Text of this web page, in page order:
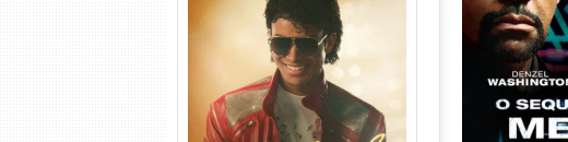
Michael Torrent (2026) WEB-